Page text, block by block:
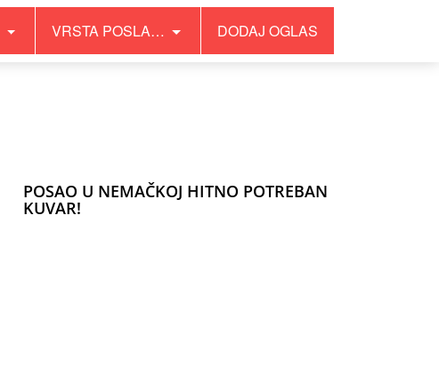
VRSTA POSLA… DODAJ OGLAS
POSAO U NEMAČKOJ HITNO POTREBAN
KUVAR!